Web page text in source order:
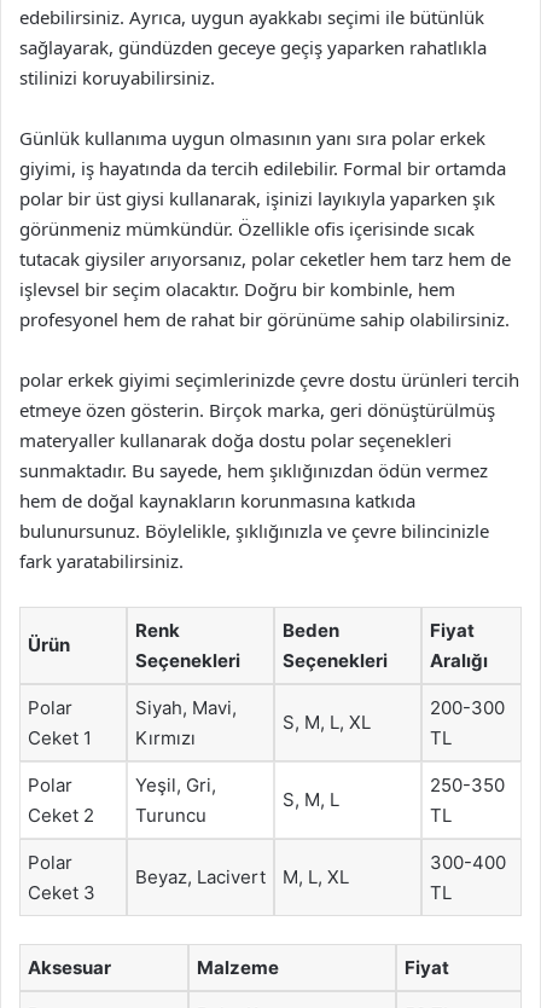
edebilirsiniz. Ayrıca, uygun ayakkabı seçimi ile bütünlük
sağlayarak, gündüzden geceye geçiş yaparken rahatlıkla
stilinizi koruyabilirsiniz.
Günlük kullanıma uygun olmasının yanı sıra polar erkek
giyimi, iş hayatında da tercih edilebilir. Formal bir ortamda
polar bir üst giysi kullanarak, işinizi layıkıyla yaparken şık
görünmeniz mümkündür. Özellikle ofis içerisinde sıcak
tutacak giysiler arıyorsanız, polar ceketler hem tarz hem de
işlevsel bir seçim olacaktır. Doğru bir kombinle, hem
profesyonel hem de rahat bir görünüme sahip olabilirsiniz.
polar erkek giyimi seçimlerinizde çevre dostu ürünleri tercih
etmeye özen gösterin. Birçok marka, geri dönüştürülmüş
materyaller kullanarak doğa dostu polar seçenekleri
sunmaktadır. Bu sayede, hem şıklığınızdan ödün vermez
hem de doğal kaynakların korunmasına katkıda
bulunursunuz. Böylelikle, şıklığınızla ve çevre bilincinizle
fark yaratabilirsiniz.
Ürün
Renk
Seçenekleri
Beden
Seçenekleri
Fiyat
Aralığı
Polar
Ceket 1
Siyah, Mavi,
Kırmızı
S, M, L, XL
200-300
TL
Polar
Ceket 2
Yeşil, Gri,
Turuncu
S, M, L
250-350
TL
Polar
Ceket 3
Beyaz, Lacivert M, L, XL
300-400
TL
Aksesuar Malzeme Fiyat